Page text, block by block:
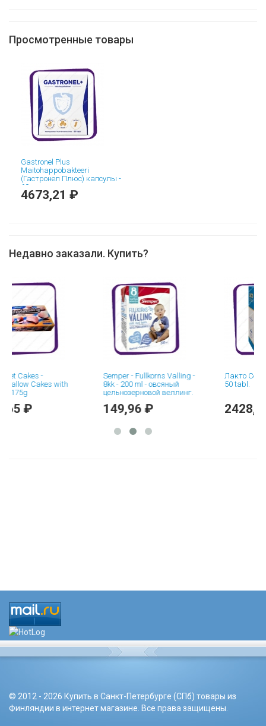
Просмотренные товары
Gastronel Plus
Maitohappobakteeri
(Гастронел Плюс) капсулы -
60 шт
4673,21 ₽
Недавно заказали. Купить?
-
Cakes with
Semper - Fullkorns Valling -
8kk - 200 ml - овсяный
цельнозерновой веллинг.
149,96 ₽
Лакто Севен
50 tabl.
2428,70 ₽
© 2012 - 2026 Купить в Санкт-Петербурге (СПб) товары из
Финляндии в интернет магазине. Все права защищены.